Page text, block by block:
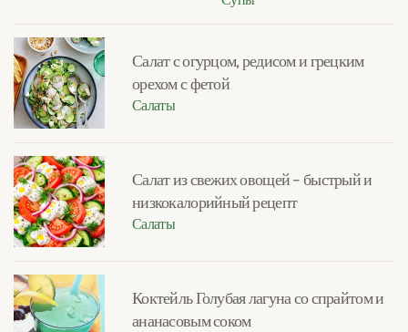
Салат с огурцом, редисом и грецким
орехом с фетой
Салаты
Салат из свежих овощей – быстрый и
низкокалорийный рецепт
Салаты
Коктейль Голубая лагуна со спрайтом и
ананасовым соком